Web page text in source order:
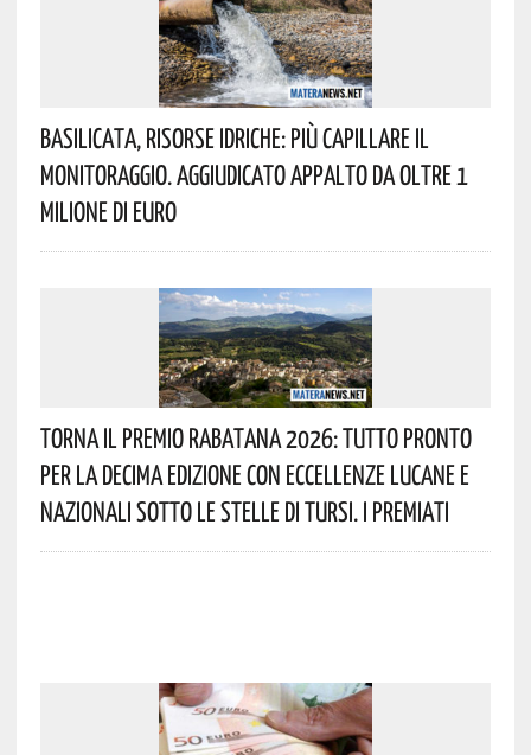
Basilicata, Risorse Idriche: Più Capillare Il
Monitoraggio. Aggiudicato Appalto Da Oltre 1
Milione Di Euro
Torna Il Premio Rabatana 2026: Tutto Pronto
Per La Decima Edizione Con Eccellenze Lucane E
Nazionali Sotto Le Stelle Di Tursi. I Premiati